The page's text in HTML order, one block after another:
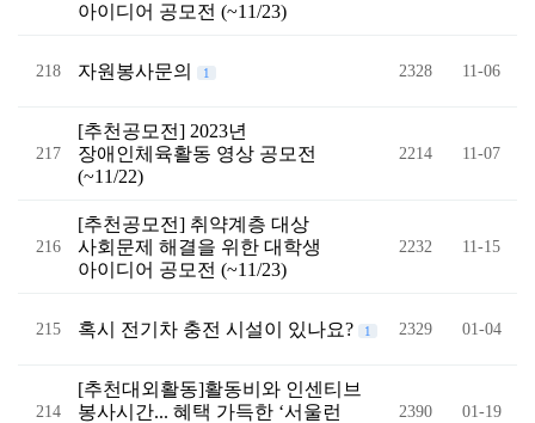
아이디어 공모전 (~11/23)
218 자원봉사문의 1 2328 11-06
217
[추천공모전] 2023년
장애인체육활동 영상 공모전
(~11/22)
2214 11-07
216
[추천공모전] 취약계층 대상
사회문제 해결을 위한 대학생
아이디어 공모전 (~11/23)
2232 11-15
215 혹시 전기차 충전 시설이 있나요? 1 2329 01-04
214
[추천대외활동]활동비와 인센티브
봉사시간... 혜택 가득한 ‘서울런
2390 01-19